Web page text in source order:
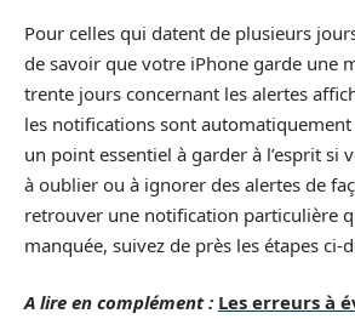
Pour celles qui datent de plusieurs
de savoir que votre iPhone garde une
trente jours concernant les alertes
les notifications sont automatiquement
un point essentiel à garder à l’esprit si
à oublier ou à ignorer des alertes de
retrouver une notification particulière
manquée, suivez de près les étapes ci-
A lire en complément : Les erreurs à